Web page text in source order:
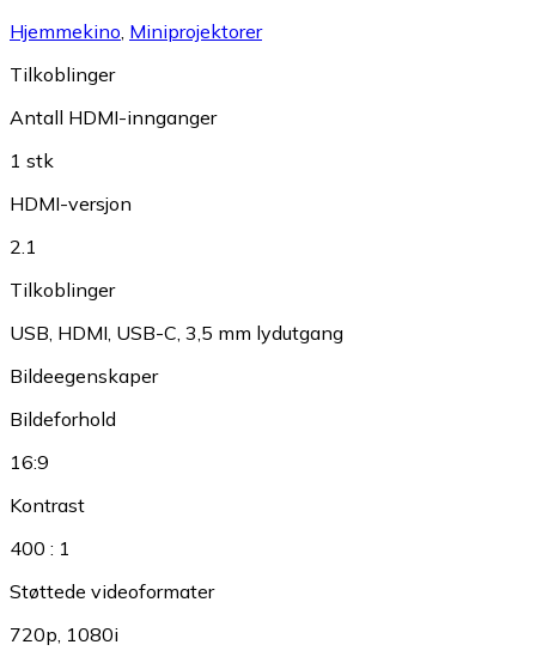
Hjemmekino Miniprojektorer
Tilkoblinger
Antall HDMI-innganger
1 stk
HDMI-versjon
2.1
Tilkoblinger
USB HDMI USB-C 3,5 mm lydutgang
Bildeegenskaper
Bildeforhold
16:9
Kontrast
400 : 1
Støttede videoformater
720p 1080i